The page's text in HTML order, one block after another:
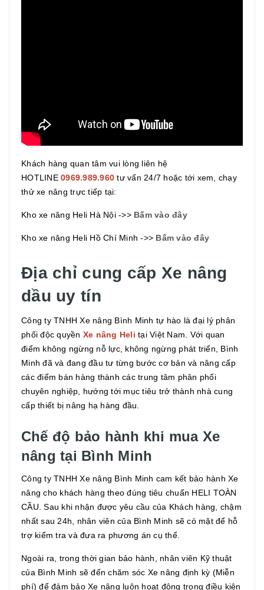
Khách hàng quan tâm vui lòng liên hệ
HOTLINE 0969.989.960 tư vấn 24/7 hoặc tới xem, chạy
thử xe nâng trực tiếp tại:
Kho xe nâng Heli Hà Nội ->> Bấm vào đây
Kho xe nâng Heli Hồ Chí Minh ->> Bấm vào đây
Địa chỉ cung cấp Xe nâng
dầu uy tín
Công ty TNHH Xe nâng Bình Minh tự hào là đại lý phân
phối độc quyền Xe nâng Heli tại Việt Nam. Với quan
điểm không ngừng nỗ lực, không ngừng phát triển, Bình
Minh đã và đang đầu tư từng bước cơ bản và nâng cấp
các điểm bán hàng thành các trung tâm phân phối
chuyên nghiệp, hướng tới mục tiêu trở thành nhà cung
cấp thiết bị nâng hạ hàng đầu.
Chế độ bảo hành khi mua Xe
nâng tại Bình Minh
Công ty TNHH Xe nâng Bình Minh cam kết bảo hành Xe
nâng cho khách hàng theo đúng tiêu chuẩn HELI TOÀN
CẦU. Sau khi nhận được yêu cầu của Khách hàng, chậm
nhất sau 24h, nhân viên của Bình Minh sẽ có mặt để hỗ
trợ kiểm tra và đưa ra phương án cụ thể.
Ngoài ra, trong thời gian bảo hành, nhân viên Kỹ thuật
của Bình Minh sẽ đến chăm sóc Xe nâng định kỳ (Miễn
phí) để đảm bảo Xe nâng luôn hoạt động trong điều kiện